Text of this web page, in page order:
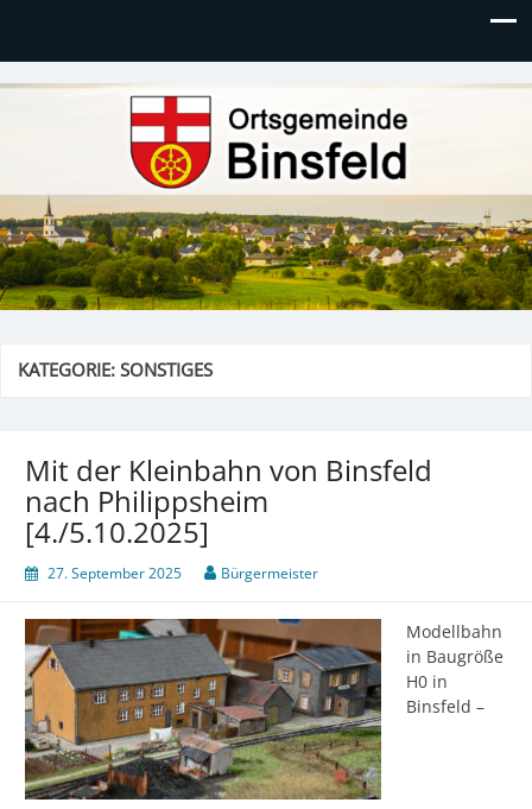
Ortsgemeinde Binsfeld
KATEGORIE:SONSTIGES
Mit der Kleinbahn von Binsfeld
nach Philippsheim
[4./5.10.2025]
27. September 2025 Bürgermeister
Modellbahn
in Baugröße
H0 in
Binsfeld –